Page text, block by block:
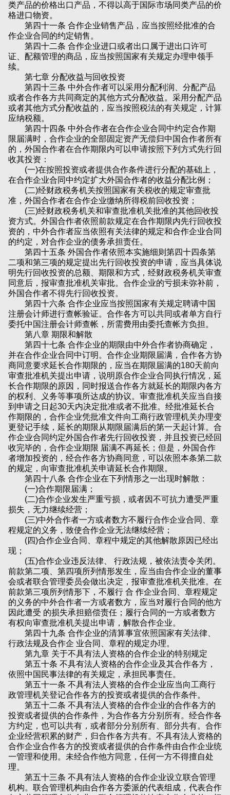
类产品的价格出口产品，不得以高于国际市场同类产品的价
格进口物资。
第四十一条 合作企业销售产品，应当按照经批准的合
作企业合同的约定销售。
第四十二条 合作企业进口或者出口属于进出口许可
证、配额管理的商品，应当按照国家有关规定办理申领手
续。
第七章 分配收益与回收投资
第四十三条 中外合作者可以采用分配利润、分配产品
或者合作各方共同商定的其他方式分配收益。采用分配产品
或者其他方式分配收益的，应当按照税法的有关规定，计算
应纳税额。
第四十四条 中外合作者在合作企业合同中约定合作期
限届满时，合作企业的全部固定资产无偿归中国合作者所有
的，外国合作者在合作期限内可以申请按照下列方式先行回
收其投资：
(一)在按照投资或者提供合作条件进行分配的基础上，
在合作企业合同中约定扩大外国合作者的收益分配比例；
(二)经财政税务机关按照国家有关税收的规定审查批
准，外国合作者在合作企业缴纳所得税前回收投资；
(三)经财政税务机关和审查批准机关批准的其他回收投
资方式。外国合作者依照前款规定在合作期限内先行回收投
资的，中外合作者应当依照有关法律的规定和合作企业合同
的约定，对合作企业的债务承担责任。
第四十五条 外国合作者依照本实施细则第四十四条第
二项和第三项的规定提出先行回收投资的申请，应当具体说
明先行回收投资的总额、期限和方式，经财政税务机关审查
同意后，报审查批准机关审批。合作企业的亏损未弥补前，
外国合作者不得先行回收投资。
第四十六条 合作企业应当按照国家有关规定聘请中国
注册会计师进行查帐验证。合作各方可以共同或者单方自行
委托中国注册会计师查帐，所需费用由委托查帐方负担。
第八章 期限和解散
第四十七条 合作企业的期限由中外合作者协商确定，
并在合作企业合同中订明。合作企业期限届满，合作各方协
商同意要求延长合作期限的，应当在期限届满的180天前向
审查批准机关提出申请，说明原合作企业合同执行情况，延
长合作期限的原因，同时报送合作各方就延长的期限内各方
的权利、义务等事项所达成的协议。审查批准机关应当自接
到申请之日起30天内决定批准或者不批准。经批准延长合
作期限的，合作企业凭批准文件向工商行政管理机关办理变
更登记手续，延长的期限从期限届满后的第一天起计算。合
作企业合同约定外国合作者先行回收投资，并且投资已经回
收完毕的，合作企业期限 届满不再延长；但是，外国合作
者增加投资的，经合作各方协商同意，可以依照本条第二款
的规定，向审查批准机关申请延长合作期限。
第四十八条 合作企业在下列情形之一出现时解散：
(一)合作期限届满；
(二)合作企业发生严重亏损，或者因不可抗力遭受严重
损失，无力继续经营；
(三)中外合作者一方或者数方不履行合作企业合同、章
程规定的义务，致使合作企业无法继续经营；
(四)合作企业合同、章程中规定的其他解散原因已经出
现；
(五)合作企业违反法律、 行政法规，被依法责令关闭。
前款第二项、第四项所列情形发生，应当由合作企业的董事
会或者联合管理委员会做出决定，报审查批准机关批准。在
前款第三项所列情形下，不履行 合 作企业合同、章程规定
的义务的中外合作者一方或者数方，应当对履行合同的他方
因此遭受 的损失承担赔偿责任；履行合同的一方或者数方
有权向审查批准机关提出申请，解散合作企业。
第四十九条 合作企业的清算事宜依照国家有关法律、
行政法规及合作企 业合同、章程的规定办理。
第九章 关于不具有法人资格的合作企业的特别规定
第五十条 不具有法人资格的合作企业及其合作各方，
依照中国民事法律的有关规定，承担民事责任。
第五十一条 不具有法人资格的合作企业应当向工商行
政管理机关登记合作各方的投资或者提供的合作条件。
第五十二条 不具有法人资格的合作企业的合作各方的
投资或者提供的合作条件，为合作各方分别所有。经合作各
方约定，也可以共有，或者部分分别所有、部分共有。合作
企业经营积累的财产，归合作各方共有。不具有法人资格的
合作企业合作各方的投资或者提供的合作条件由合作企业统
一管理和使用。未经合作他方同意，任何一方不得擅自处
理。
第五十三条 不具有法人资格的合作企业设立联合管理
机构。联合管理机构由合作各方委派的代表组成，代表合作